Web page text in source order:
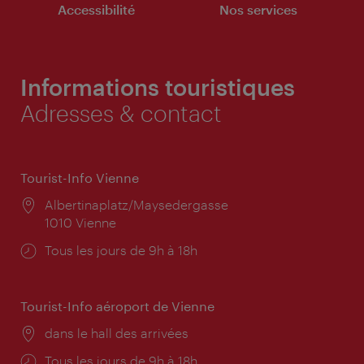
Accessibilité Nos services
Informations touristiques
Adresses & contact
Tourist-Info Vienne
Lieu:
Albertinaplatz/Maysedergasse
1010 Vienne
Horaires
Tous les jours de 9h à 18h
Tourist-Info aéroport de Vienne
Lieu:
dans le hall des arrivées
Horaires
Tous les jours de 9h à 18h